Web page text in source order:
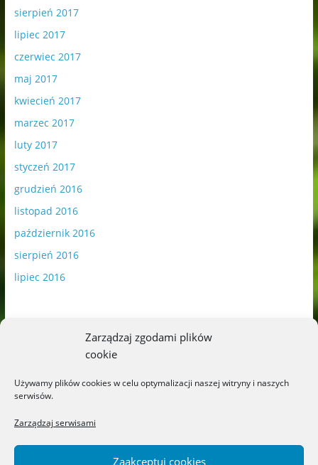
Zarządzaj zgodami plików
cookie
Używamy plików cookies w celu optymalizacji naszej witryny i naszych
serwisów.
Zarządzaj serwisami
Zaakceptuj cookies
sierpień 2017
lipiec 2017
czerwiec 2017
maj 2017
kwiecień 2017
marzec 2017
luty 2017
styczeń 2017
grudzień 2016
listopad 2016
październik 2016
sierpień 2016
lipiec 2016